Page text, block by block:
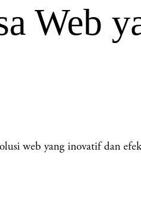
Web
web yang inovatif dan